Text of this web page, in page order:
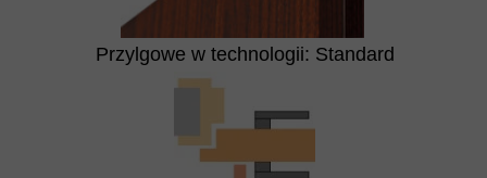
Przylgowe w technologii: Standard